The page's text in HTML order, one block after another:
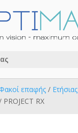
επαφής/ Ετήσιας
RX